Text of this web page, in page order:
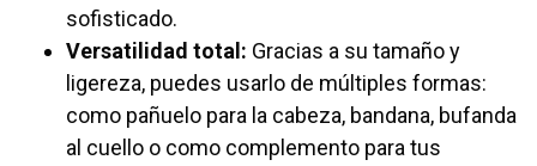
sofisticado.
Versatilidad total: Gracias a su tamaño y
ligereza, puedes usarlo de múltiples formas:
como pañuelo para la cabeza, bandana, bufanda
al cuello o como complemento para tus